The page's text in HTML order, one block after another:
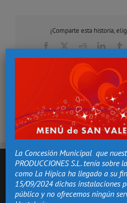
¡Comparte esta historia,
Facebook Reddit
La Concesión Municipal que
PRODUCCIONES S.L. tenía
como La Hípica ha llegado a su
15/09/2024 dichas instalaciones
público y no ofrecemos ningún